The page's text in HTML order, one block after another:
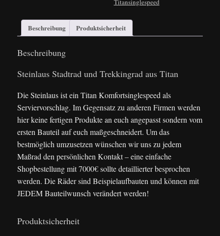
Titansinglespeed
Beschreibung Produktsicherheit
Beschreibung
Steinlaus Stadtrad und Trekkingrad aus Titan
Die Steinlaus ist ein Titan Komfortsinglespeed als
Serviervorschlag. Im Gegensatz zu anderen Firmen werden
hier keine fertigen Produkte an euch angepasst sondern vom
ersten Bauteil auf euch maßgeschneidert. Um das
bestmöglich umzusetzen wünschen wir uns zu jedem
Maßrad den persönlichen Kontakt – eine einfache
Shopbestellung mit 7000€ sollte detaillierter besprochen
werden. Die Räder sind Beispielaufbauten und können mit
JEDEM Bauteilwunsch verändert werden!
Produktsicherheit